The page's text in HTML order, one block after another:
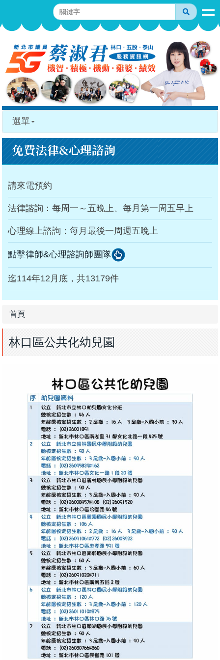
選單
免費法律&心理諮詢
請來電預約
法律諮詢：每周一～五晚上、每月第一周五早上
心理線上諮詢：每月最後一周週五晚上
點擊律師&心理諮詢師團隊
迄114年12月底，共13179件
首頁
林口區公共化幼兒園